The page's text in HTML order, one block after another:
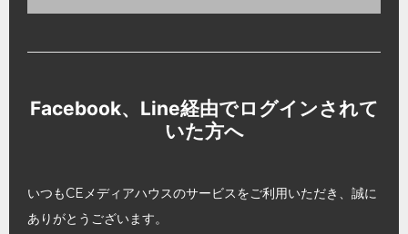
Facebook、Line経由でログインされて
いた方へ
いつもCEメディアハウスのサービスをご利用いただき、誠に
ありがとうございます。